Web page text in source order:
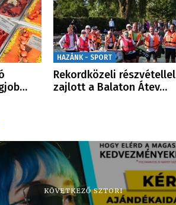
HAZÁNK - SPORT
Rekordközeli részvétellel
zajlott a Balaton Átev…
KÖVETKEZŐ SZTORI